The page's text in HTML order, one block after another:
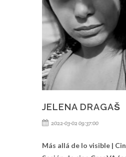
JELENA DRAGAŠ
2022-03-02 09:37:00
Más allá de lo visible |